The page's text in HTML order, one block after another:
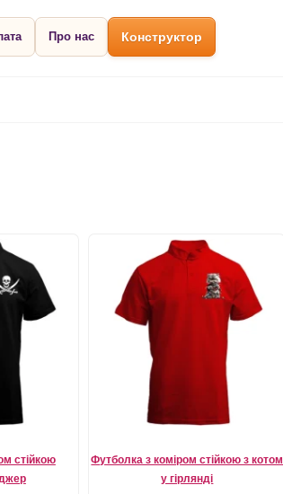
Про нас Конструктор
стійкою
Футболка з коміром стійкою з котом
у гірлянді